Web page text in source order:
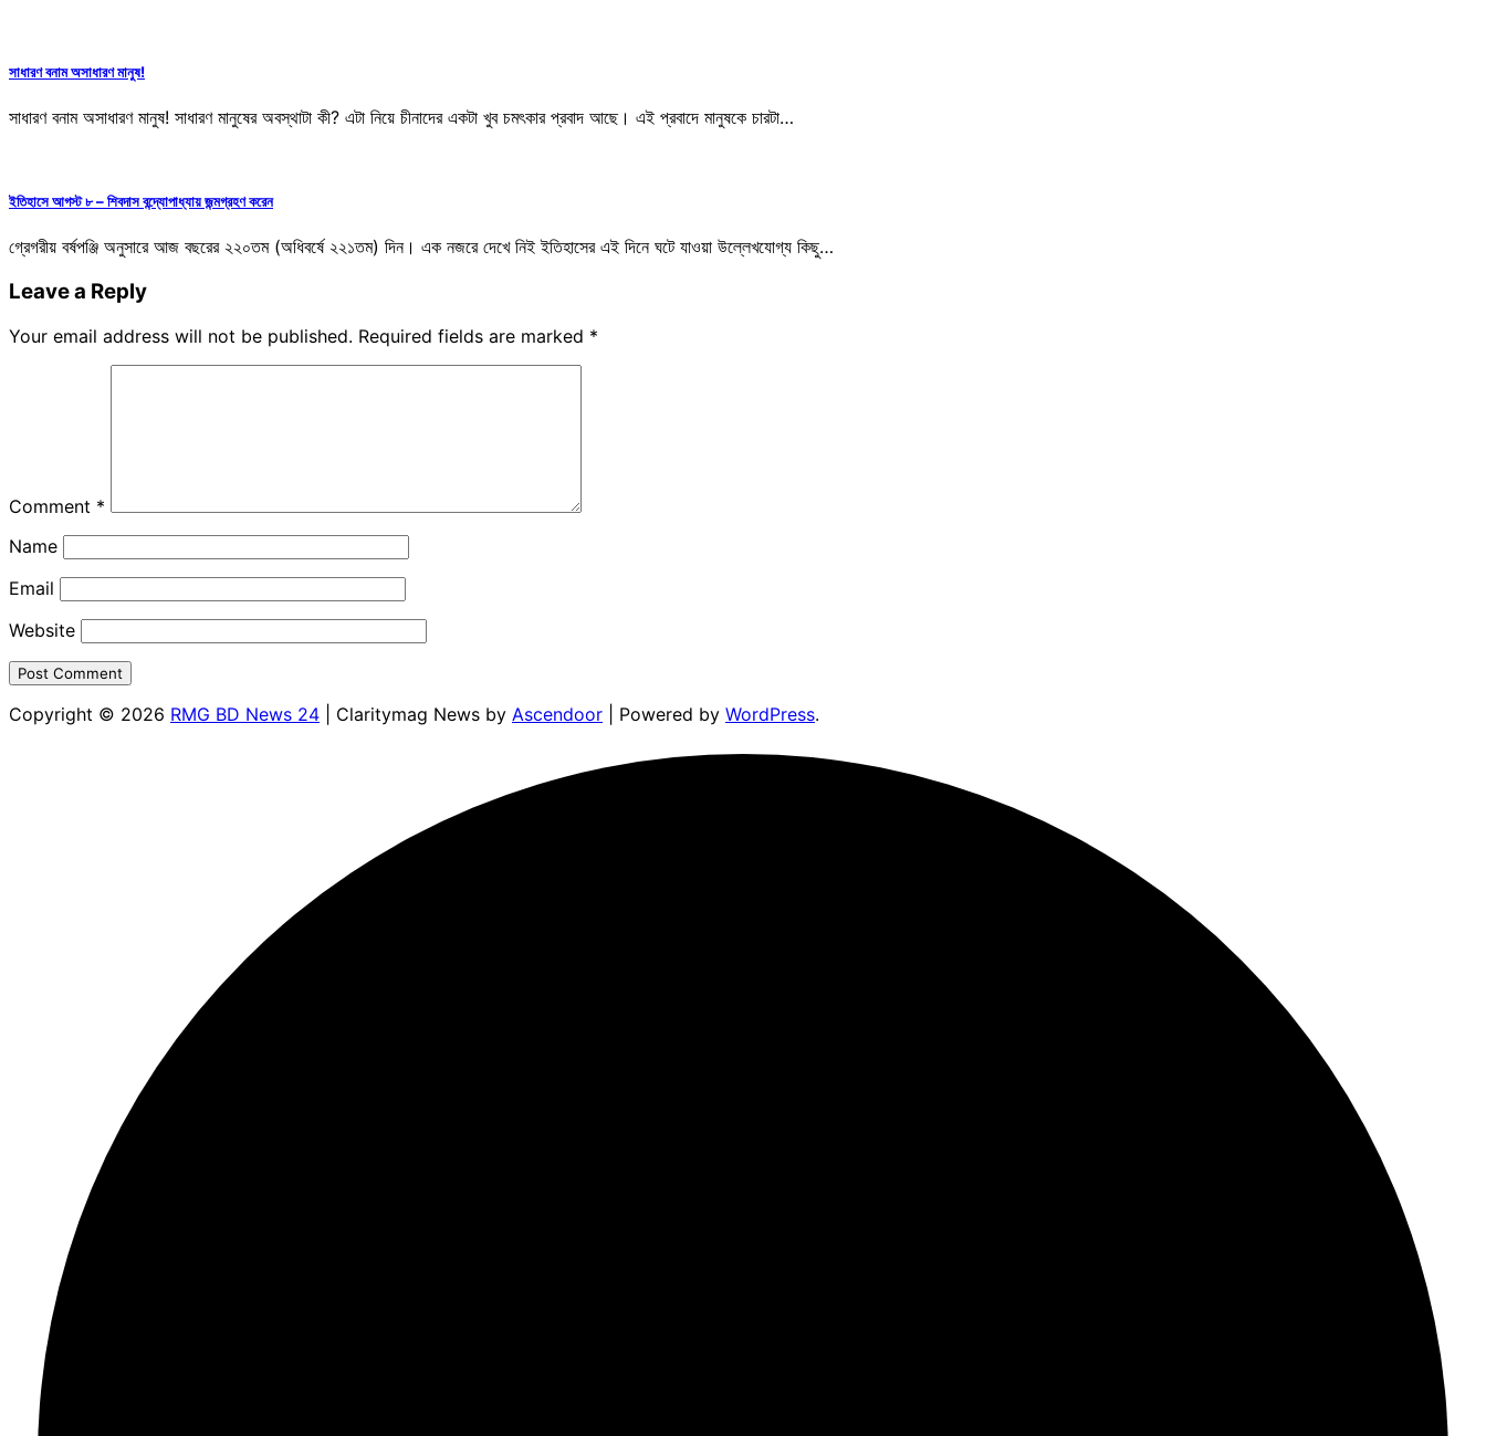
সাধারণ বনাম অসাধারণ মানুষ!
সাধারণ বনাম অসাধারণ মানুষ! সাধারণ মানুষের অবস্থাটা কী? এটা নিয়ে চীনাদের একটা খুব চমৎকার প্রবাদ আছে। এই প্রবাদে মানুষকে চারটা…
ইতিহাসে আগস্ট ৮ – শিবদাস বন্দ্যোপাধ্যায় জন্মগ্রহণ করেন
গ্রেগরীয় বর্ষপঞ্জি অনুসারে আজ বছরের ২২০তম (অধিবর্ষে ২২১তম) দিন। এক নজরে দেখে নিই ইতিহাসের এই দিনে ঘটে যাওয়া উল্লেখযোগ্য কিছু…
Leave a Reply
Your email address will not be published. Required fields are marked *
Comment *
Name
Email
Website
Copyright © 2026 RMG BD News 24 | Claritymag News by Ascendoor | Powered by WordPress.